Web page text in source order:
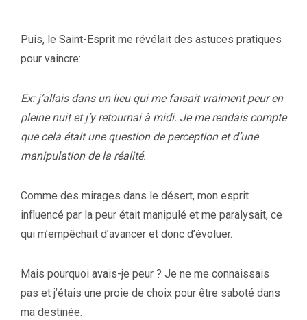
Puis, le Saint-Esprit me révélait des astuces pratiques
pour vaincre:
Ex: j’allais dans un lieu qui me faisait vraiment peur en
pleine nuit et j’y retournai à midi. Je me rendais compte
que cela était une question de perception et d’une
manipulation de la réalité.
Comme des mirages dans le désert, mon esprit
influencé par la peur était manipulé et me paralysait, ce
qui m’empêchait d’avancer et donc d’évoluer.
Mais pourquoi avais-je peur ? Je ne me connaissais
pas et j’étais une proie de choix pour être saboté dans
ma destinée.